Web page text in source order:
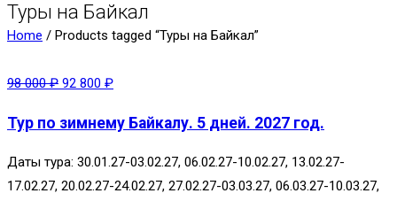
Туры на Байкал
Home / Products tagged “Туры на Байкал”
98 000₽ 92 800 ₽
Тур по зимнему Байкалу. 5 дней. 2027 год.
Даты тура: 30.01.27-03.02.27, 06.02.27-10.02.27, 13.02.27-
17.02.27, 20.02.27-24.02.27, 27.02.27-03.03.27, 06.03.27-10.03.27,